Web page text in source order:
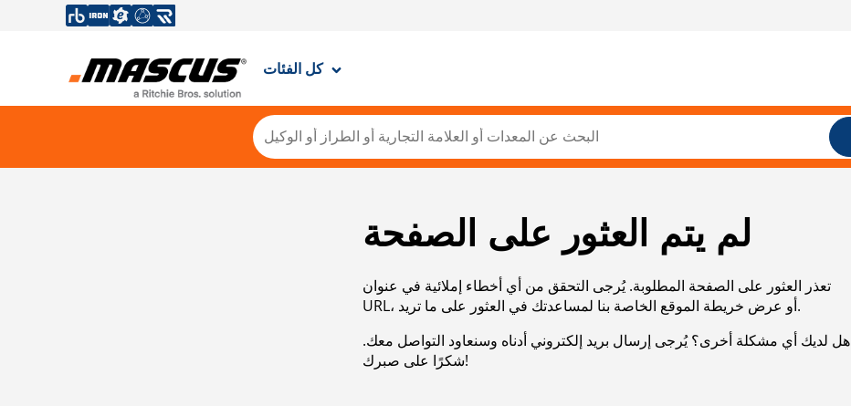
كل الفئات
لم يتم العثور على الصفحة
تعذر العثور على الصفحة المطلوبة. يُرجى التحقق من أي أخطاء إملائية في عنوان
URL، أو عرض خريطة الموقع الخاصة بنا لمساعدتك في العثور على ما تريد.
هل لديك أي مشكلة أخرى؟ يُرجى إرسال بريد إلكتروني أدناه وسنعاود التواصل معك.
شكرًا على صبرك!